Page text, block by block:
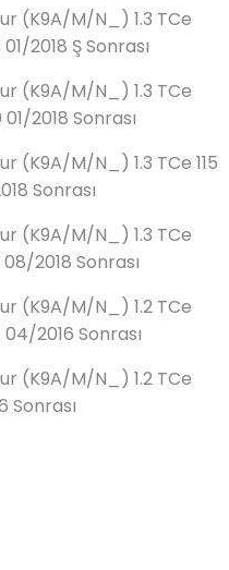
(K9A/M/N_) 1.3 TCe
2018 Ş Sonrası
(K9A/M/N_) 1.3 TCe
2018 Sonrası
(K9A/M/N_) 1.3 TCe 115
Sonrası
(K9A/M/N_) 1.3 TCe
2018 Sonrası
(K9A/M/N_) 1.2 TCe
2016 Sonrası
(K9A/M/N_) 1.2 TCe
Sonrası